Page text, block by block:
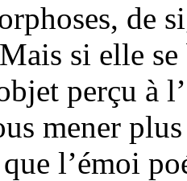
de
si elle
perçu à
mener
l’émoi